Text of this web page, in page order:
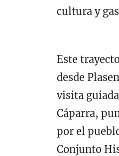
cultura y
Este
desde
visita
Cáparra,
por el
Conjunto